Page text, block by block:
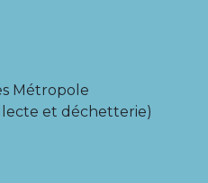
Métropole
et déchetterie)